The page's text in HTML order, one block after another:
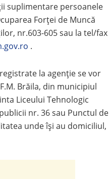
suplimentare persoanele
Forţei de Muncă
nr.603-605 sau la tel/fax
.
la agenție se vor
Brăila, din municipiul
Liceului Tehnologic
nr. 36 sau Punctul de
unde își au domiciliul,